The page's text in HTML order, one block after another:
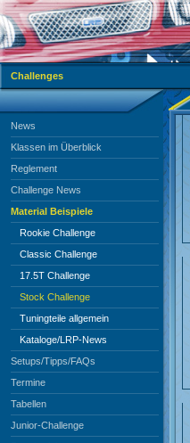
Challenges
News
Klassen im Überblick
Reglement
Challenge News
Material Beispiele
Rookie Challenge
Classic Challenge
17.5T Challenge
Stock Challenge
Tuningteile allgemein
Kataloge/LRP-News
Setups/Tipps/FAQs
Termine
Tabellen
Junior-Challenge